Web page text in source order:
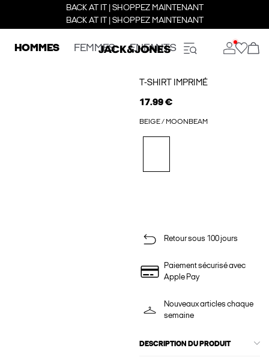
BACK AT IT | SHOPPEZ MAINTENANT
BACK AT IT | SHOPPEZ MAINTENANT
HOMMES FEMMES ENFANTS
T-SHIRT IMPRIMÉ
17.99 €
BEIGE / MOONBEAM
Retour sous 100 jours
Paiement sécurisé avec
Apple Pay
Nouveaux articles chaque
semaine
DESCRIPTION DU PRODUIT